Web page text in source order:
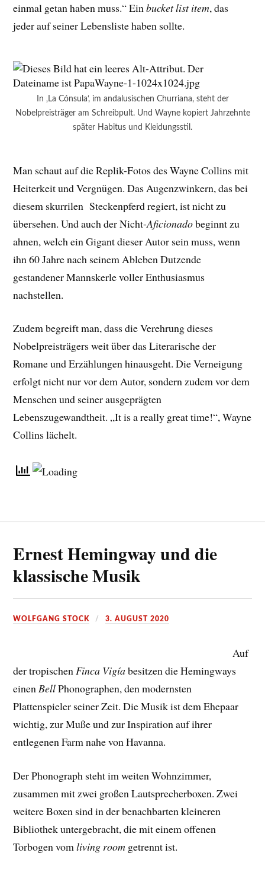
einmal getan haben muss.“ Einbucket list item, das
jeder auf seiner Lebensliste haben sollte.
In ‚La Cónsula‘, im andalusischen Churriana, steht der
Nobelpreisträger am Schreibpult. Und Wayne kopiert Jahrzehnte
später Habitus und Kleidungsstil.
Man schaut auf die Replik-Fotos des Wayne Collins mit
Heiterkeit und Vergnügen. Das Augenzwinkern, das bei
diesem skurrilen Steckenpferd regiert, ist nicht zu
übersehen. Und auch der Nicht-Aficionadobeginnt zu
ahnen, welch ein Gigant dieser Autor sein muss, wenn
ihn 60 Jahre nach seinem Ableben Dutzende
gestandener Mannskerle voller Enthusiasmus
nachstellen.
Zudem begreift man, dass die Verehrung dieses
Nobelpreisträgers weit über das Literarische der
Romane und Erzählungen hinausgeht. Die Verneigung
erfolgt nicht nur vor dem Autor, sondern zudem vor dem
Menschen und seiner ausgeprägten
Lebenszugewandtheit. „It is a really great time!“, Wayne
Collins lächelt.
Ernest Hemingway und die
klassische Musik
WOLFGANG STOCK 3. AUGUST 2020
Auf
der tropischenFinca Vigíabesitzen die Hemingways
einenBellPhonographen, den modernsten
Plattenspieler seiner Zeit. Die Musik ist dem Ehepaar
wichtig, zur Muße und zur Inspiration auf ihrer
entlegenen Farm nahe von Havanna.
Der Phonograph steht im weiten Wohnzimmer,
zusammen mit zwei großen Lautsprecherboxen. Zwei
weitere Boxen sind in der benachbarten kleineren
Bibliothek untergebracht, die mit einem offenen
Torbogen vomliving room getrennt ist.